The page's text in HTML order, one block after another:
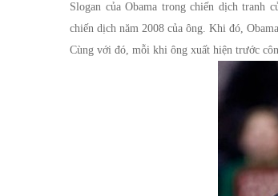
Slogan của Obama trong chiến dịch tranh
chiến dịch năm 2008 của ông. Khi đó,
Cùng với đó, mỗi khi ông xuất hiện trước